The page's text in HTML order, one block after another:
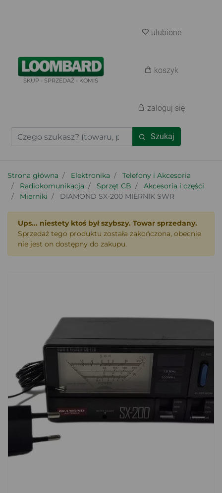
SKUP - SPRZEDAŻ - KOMIS
Szukaj
ulubione
koszyk
zaloguj się
Strona główna Elektronika
Telefony i Akcesoria
Radiokomunikacja
Sprzęt CB
Akcesoria i części
Mierniki
DIAMOND SX-200 MIERNIK SWR
Ups... niestety ktoś był szybszy. Towar sprzedany.
Sprzedaż tego produktu została zakończona, obecnie
nie jest on dostępny do zakupu.